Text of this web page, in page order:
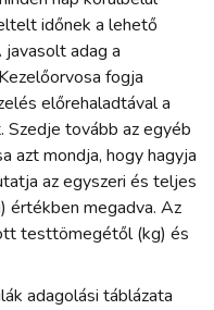
időnek a lehető
adag a
fogja
előrehaladtával a
Szedje tovább az egyéb
azt mondja, hogy hagyja
az egyszeri és teljes
értékben megadva. Az
testtömegétől (kg) és
adagolási táblázata